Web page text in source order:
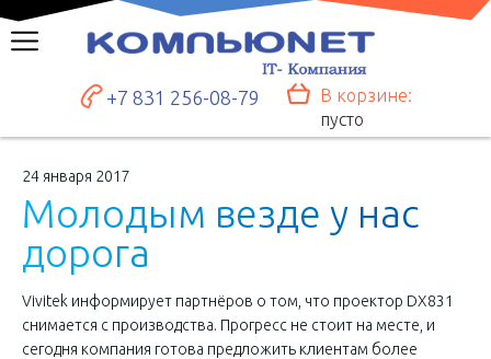
+7 831 256-08-79
В корзине:
пусто
24 января 2017
Молодым везде у нас
дорога
Vivitek информирует партнёров о том, что проектор DX831
снимается с производства. Прогресс не стоит на месте, и
сегодня компания готова предложить клиентам более